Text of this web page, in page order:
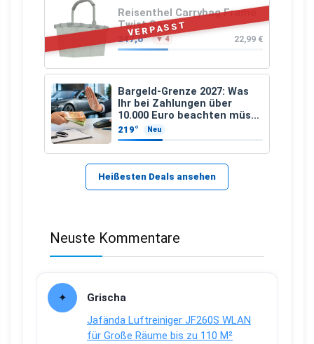
VERPASST
Reisenthel Carrybag Frame
Twist Sage
247,6° ▼ 4 22,99 €
Bargeld-Grenze 2027: Was
Ihr bei Zahlungen über
10.000 Euro beachten müsst
– und welche Ausnahme
bleibt
219° Neu
Heißesten Deals ansehen
Neuste Kommentare
Grischa
Jafända Luftreiniger JF260S WLAN
für Große Räume bis zu 110 M²